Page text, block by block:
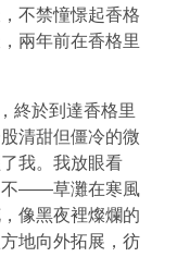
不禁憧憬起香格
兩年前在香格里
終於到達香格里
清甜但僵冷的微
我。我放眼看
不——草灘在寒風
像黑夜裡燦爛的
地向外拓展，彷